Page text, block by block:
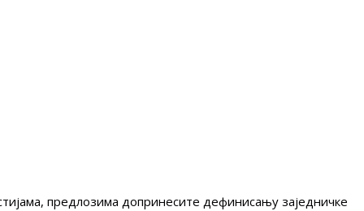
предлозима допринесите дефинисању заједничке